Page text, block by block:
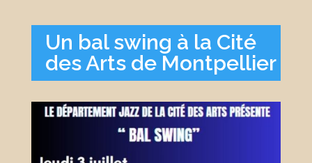
Un bal swing à la Cité
des Arts de Montpellier